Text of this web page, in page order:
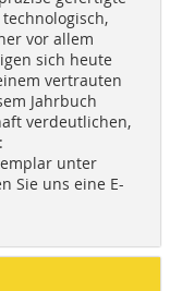
vor allem
sich heute
vertrauten
Jahrbuch
verdeutlichen,
unter
Sie uns eine E-